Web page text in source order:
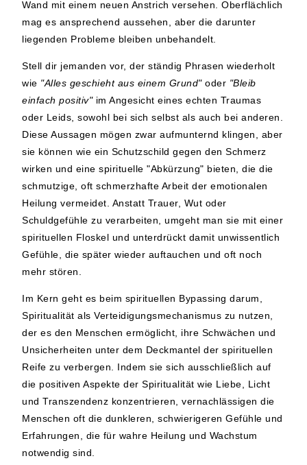
Wand mit einem neuen Anstrich versehen. Oberflächlich
mag es ansprechend aussehen, aber die darunter
liegenden Probleme bleiben unbehandelt.
Stell dir jemanden vor, der ständig Phrasen wiederholt
wie "Alles geschieht aus einem Grund"oder "Bleib
einfach positiv"im Angesicht eines echten Traumas
oder Leids, sowohl bei sich selbst als auch bei anderen.
Diese Aussagen mögen zwar aufmunternd klingen, aber
sie können wie ein Schutzschild gegen den Schmerz
wirken und eine spirituelle "Abkürzung" bieten, die die
schmutzige, oft schmerzhafte Arbeit der emotionalen
Heilung vermeidet. Anstatt Trauer, Wut oder
Schuldgefühle zu verarbeiten, umgeht man sie mit einer
spirituellen Floskel und unterdrückt damit unwissentlich
Gefühle, die später wieder auftauchen und oft noch
mehr stören.
Im Kern geht es beim spirituellen Bypassing darum,
Spiritualität als Verteidigungsmechanismus zu nutzen,
der es den Menschen ermöglicht, ihre Schwächen und
Unsicherheiten unter dem Deckmantel der spirituellen
Reife zu verbergen. Indem sie sich ausschließlich auf
die positiven Aspekte der Spiritualität wie Liebe, Licht
und Transzendenz konzentrieren, vernachlässigen die
Menschen oft die dunkleren, schwierigeren Gefühle und
Erfahrungen, die für wahre Heilung und Wachstum
notwendig sind.